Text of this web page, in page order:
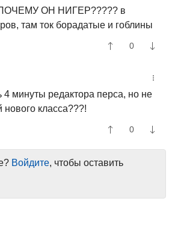
ПОЧЕМУ ОН НИГЕР????? в
там ток борадатые и гоблины
0
4 минуты редактора перса, но не
нового класса???!
0
Войдите, чтобы оставить